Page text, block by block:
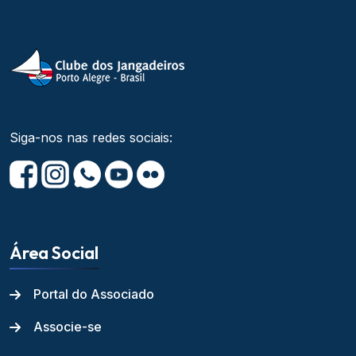
Siga-nos nas redes sociais:
Área Social
Portal do Associado
Associe-se